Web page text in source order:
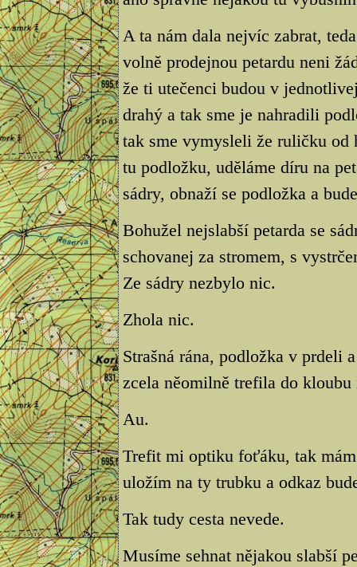
A ta nám dala nejvíc zabrat,
volně prodejnou petardu neni
že ti utečenci budou v
drahý a tak sme je nahradili
tak sme vymysleli že ruličku od
tu podložku, uděláme díru na
sádry, obnaží se podložka a
Bohužel nejslabší petarda se
schovanej za stromem, s
Ze sádry nezbylo nic.
Zhola nic.
Strašná rána, podložka v prdeli
zcela něomilně trefila do kloubu
Au.
Trefit mi optiku foťáku, tak
uložím na ty trubku a odkaz
Tak tudy cesta nevede.
Musíme sehnat nějakou slabší